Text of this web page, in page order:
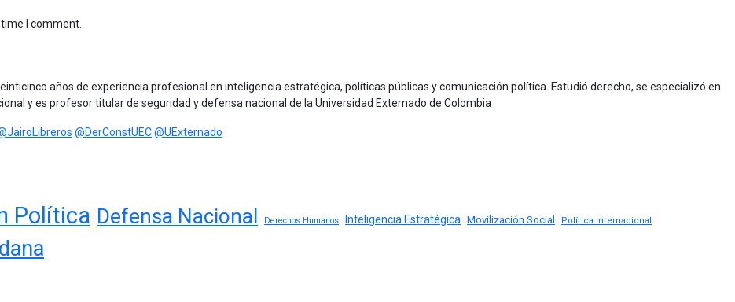
I comment.
años de experiencia profesional en inteligencia estratégica, políticas públicas y comunicación política. Estudió derecho, se especializó en
y es profesor titular de seguridad y defensa nacional de la Universidad Externado de Colombia
@DerConstUEC@UExternado
Política Defensa Nacional Derechos Humanos Inteligencia Estratégica Movilización Social Política Internacional